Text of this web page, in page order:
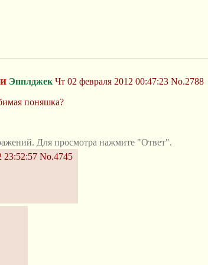
Эпплджек Чт 02 февраля 2012 00:47:23 No.2788
поняшка?
Для просмотра нажмите "Ответ".
23:52:57 No.4745